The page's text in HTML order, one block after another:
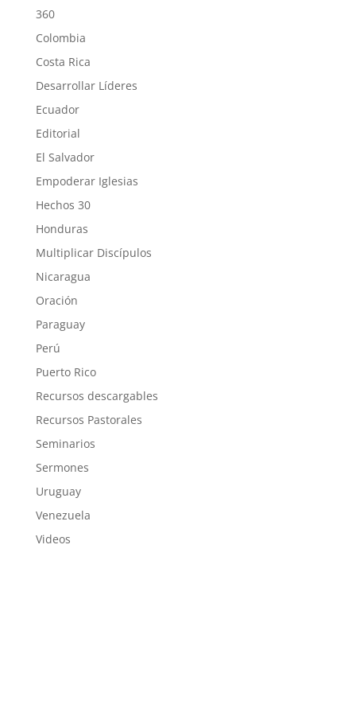
360
Colombia
Costa Rica
Desarrollar Líderes
Ecuador
Editorial
El Salvador
Empoderar Iglesias
Hechos 30
Honduras
Multiplicar Discípulos
Nicaragua
Oración
Paraguay
Perú
Puerto Rico
Recursos descargables
Recursos Pastorales
Seminarios
Sermones
Uruguay
Venezuela
Videos